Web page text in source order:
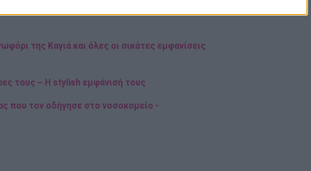
της Καγιά και όλες οι σικάτες εμφανίσεις
τους – H stylish εμφάνισή τους
που τον οδήγησε στο νοσοκομείο -